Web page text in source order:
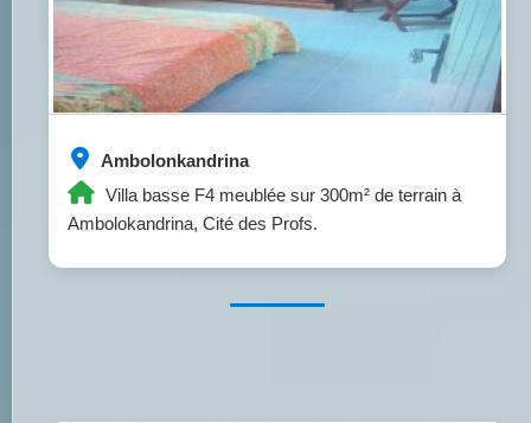
Ambolonkandrina
Villa basse F4 meublée sur 300m² de terrain à
Ambolokandrina, Cité des Profs.